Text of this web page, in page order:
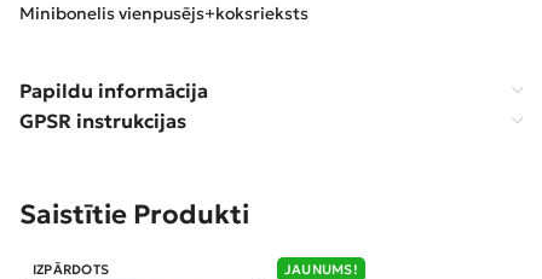
Minibonelis vienpusējs+koksrieksts
Papildu informācija
GPSR instrukcijas
Saistītie Produkti
IZPĀRDOTS JAUNUMS!